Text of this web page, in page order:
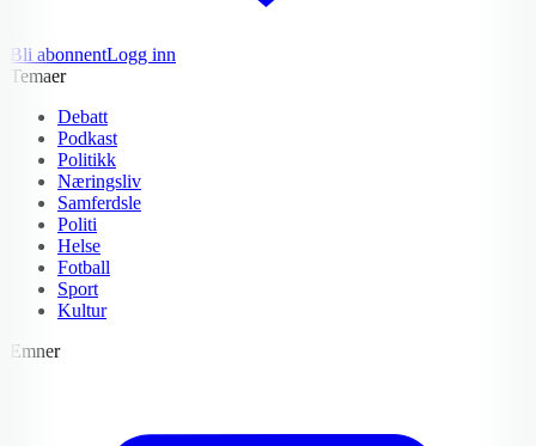
Bli abonnentLogg inn
Temaer
Debatt
Podkast
Politikk
Næringsliv
Samferdsle
Politi
Helse
Fotball
Sport
Kultur
Emner